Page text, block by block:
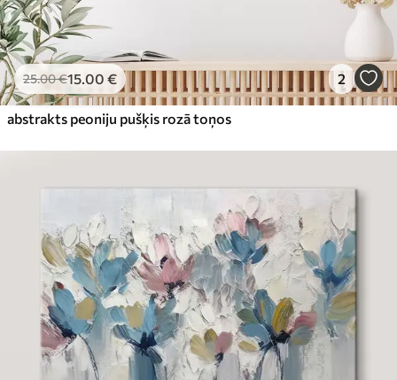
25.00€15.00 € 2
abstrakts peoniju pušķis rozā toņos